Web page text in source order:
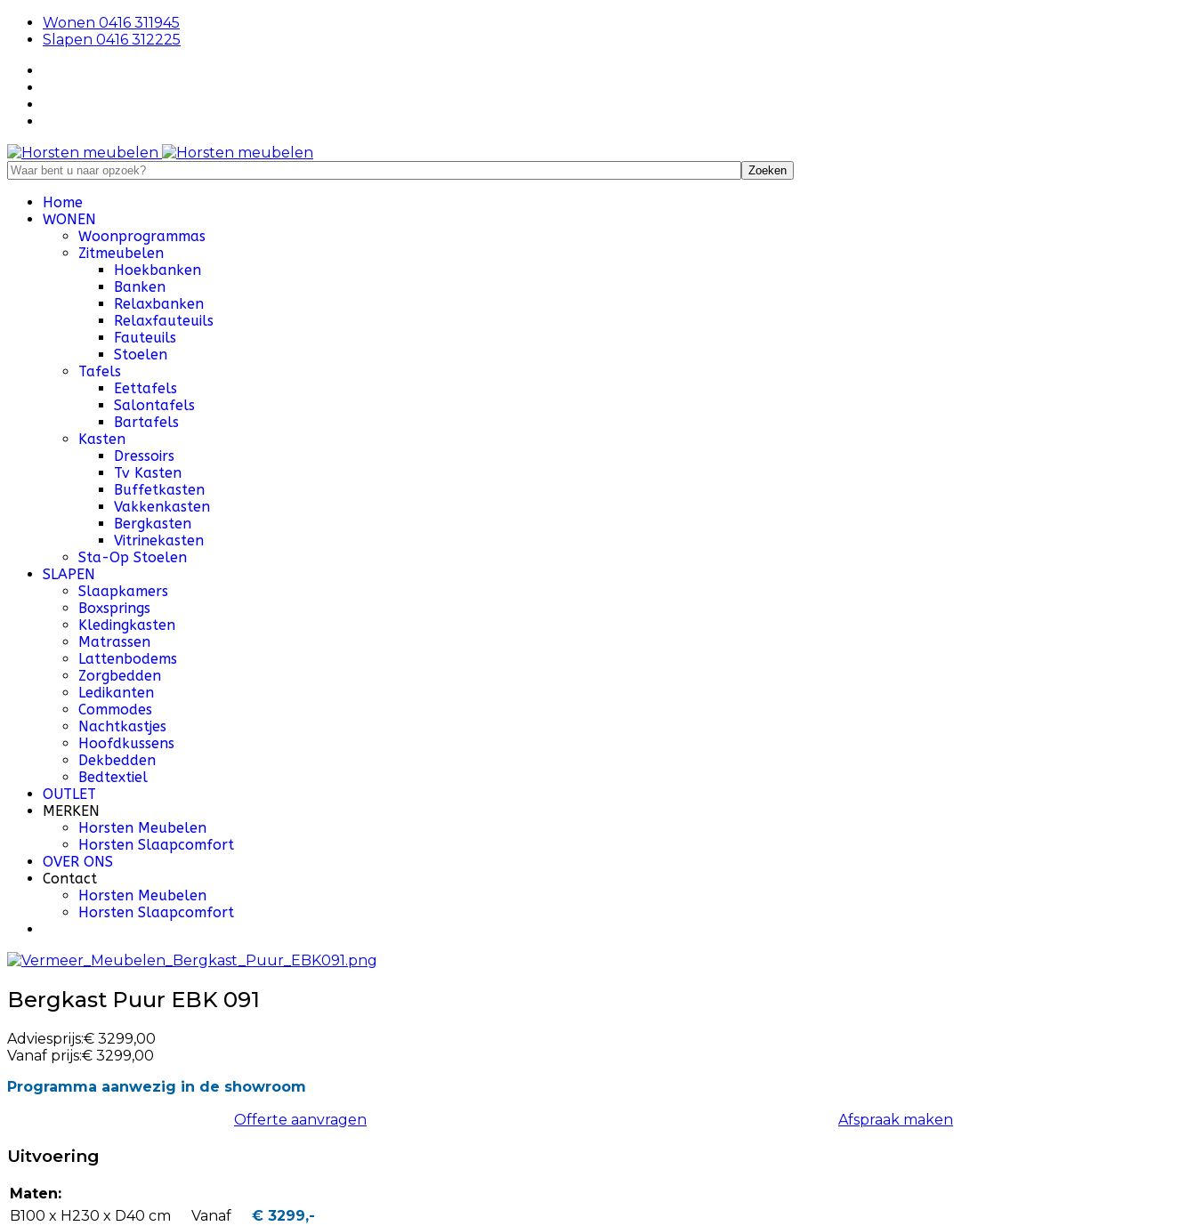
Wonen 0416 311945
Slapen 0416 312225
Home
WONEN
Woonprogrammas
Zitmeubelen
Hoekbanken
Banken
Relaxbanken
Relaxfauteuils
Fauteuils
Stoelen
Tafels
Eettafels
Salontafels
Bartafels
Kasten
Dressoirs
Tv Kasten
Buffetkasten
Vakkenkasten
Bergkasten
Vitrinekasten
Sta-Op Stoelen
SLAPEN
Slaapkamers
Boxsprings
Kledingkasten
Matrassen
Lattenbodems
Zorgbedden
Ledikanten
Commodes
Nachtkastjes
Hoofdkussens
Dekbedden
Bedtextiel
OUTLET
MERKEN
Horsten Meubelen
Horsten Slaapcomfort
OVER ONS
Contact
Horsten Meubelen
Horsten Slaapcomfort
Bergkast Puur EBK 091
Adviesprijs:€ 3299,00
Vanaf prijs:€ 3299,00
Programma aanwezig in de showroom
Offerte aanvragen
Afspraak maken
Uitvoering
Maten:
B100 x H230 x D40 cm
Vanaf € 3299,-